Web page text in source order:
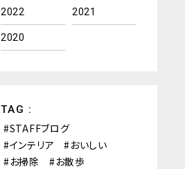
2022 2021
2020
TAG :
STAFFブログ
インテリア
おいしい
お掃除
お散歩